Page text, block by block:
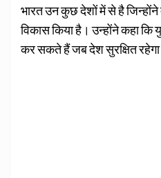
भारत उन कुछ देशों में से है जिन्होंने
विकास किया है। उन्होंने कहा कि
कर सकते हैं जब देश सुरक्षित